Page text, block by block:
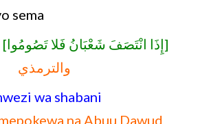
sema
[إِذَا انْتَصَفَ شَعْبَانُ فَلا تَصُومُوا]
والترمذي
wa shabani
na Abuu Dawud